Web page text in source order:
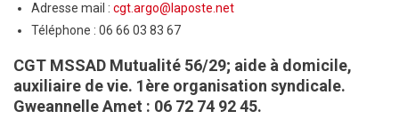
Adresse mail : cgt.argo@laposte.net
Téléphone : 06 66 03 83 67
CGT MSSAD Mutualité 56/29; aide à domicile,
auxiliaire de vie. 1ère organisation syndicale.
Gweannelle Amet : 06 72 74 92 45.